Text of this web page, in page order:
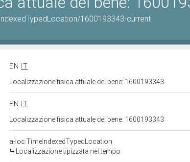
1600193343-current
EN
IT
Localizzazione fisica attuale del bene: 1600193343
EN
IT
Localizzazione fisica attuale del bene: 1600193343
a-loc:TimeIndexedTypedLocation
Localizzazione tipizzata nel tempo